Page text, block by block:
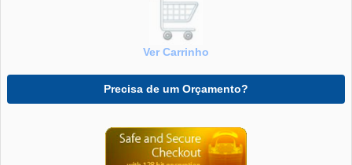
Ver Carrinho
Precisa de um Orçamento?